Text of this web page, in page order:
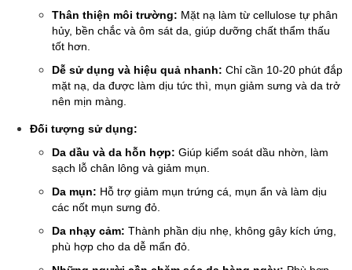
Thân thiện môi trường: Mặt nạ làm từ cellulose tự phân
hủy, bền chắc và ôm sát da, giúp dưỡng chất thẩm thấu
tốt hơn.
Dễ sử dụng và hiệu quả nhanh: Chỉ cần 10-20 phút đắp
mặt nạ, da được làm dịu tức thì, mụn giảm sưng và da trở
nên mịn màng.
Đối tượng sử dụng:
Da dầu và da hỗn hợp: Giúp kiểm soát dầu nhờn, làm
sạch lỗ chân lông và giảm mụn.
Da mụn: Hỗ trợ giảm mụn trứng cá, mụn ẩn và làm dịu
các nốt mụn sưng đỏ.
Da nhạy cảm: Thành phần dịu nhẹ, không gây kích ứng,
phù hợp cho da dễ mẩn đỏ.